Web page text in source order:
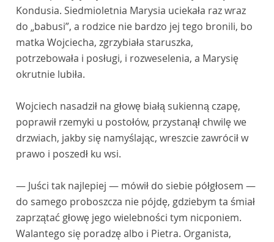
Kondusia. Siedmioletnia Marysia uciekała raz wraz
do „babusi”, a rodzice nie bardzo jej tego bronili, bo
matka Wojciecha, zgrzybiała staruszka,
potrzebowała i posługi, i rozweselenia, a Marysię
okrutnie lubiła.
Wojciech nasadził na głowę białą sukienną czapę,
poprawił rzemyki u postołów, przystanął chwilę we
drzwiach, jakby się namyślając, wreszcie zawrócił w
prawo i poszedł ku wsi.
— Juści tak najlepiej — mówił do siebie półgłosem —
do samego proboszcza nie pójdę, gdziebym ta śmiał
zaprzątać głowę jego wielebności tym nicponiem.
Walantego się poradzę albo i Pietra. Organista,